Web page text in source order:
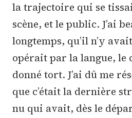
la trajectoire qui se
scène, et le public. J’ai
longtemps, qu’il n’y
opérait par la langue, le
donné tort. J’ai dû me
que c’était la dernière
nu qui avait, dès le